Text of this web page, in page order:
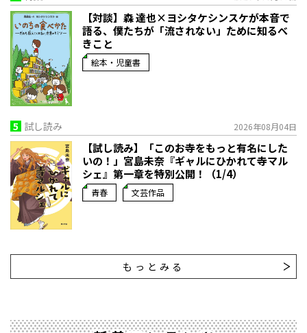
【対談】森 達也×ヨシタケシンスケが本音で
語る、僕たちが「流されない」ために知るべ
きこと
絵本・児童書
5 試し読み 2026年08月04日
【試し読み】「このお寺をもっと有名にした
いの！」宮島未奈『ギャルにひかれて寺マル
シェ』第一章を特別公開！（1/4）
青春 文芸作品
もっとみる